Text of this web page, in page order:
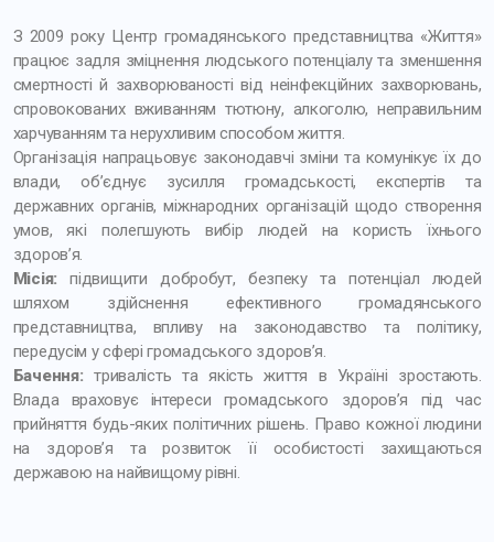
З 2009 року Центр громадянського представництва «Життя»
працює задля зміцнення людського потенціалу та зменшення
смертності й захворюваності від неінфекційних захворювань,
спровокованих вживанням тютюну, алкоголю, неправильним
харчуванням та нерухливим способом життя.
Організація напрацьовує законодавчі зміни та комунікує їх до
влади, об’єднує зусилля громадськості, експертів та
державних органів, міжнародних організацій щодо створення
умов, які полегшують вибір людей на користь їхнього
здоров’я.
Місія: підвищити добробут, безпеку та потенціал людей
шляхом здійснення ефективного громадянського
представництва, впливу на законодавство та політику,
передусім у сфері громадського здоров’я.
Бачення: тривалість та якість життя в Україні зростають.
Влада враховує інтереси громадського здоров’я під час
прийняття будь-яких політичних рішень. Право кожної людини
на здоров’я та розвиток її особистості захищаються
державою на найвищому рівні.